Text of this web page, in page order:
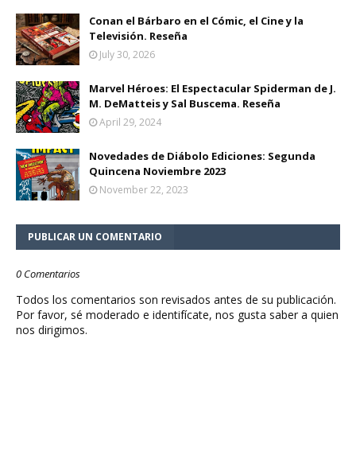
Conan el Bárbaro en el Cómic, el Cine y la
Televisión. Reseña
July 30, 2026
Marvel Héroes: El Espectacular Spiderman de J.
M. DeMatteis y Sal Buscema. Reseña
April 29, 2024
Novedades de Diábolo Ediciones: Segunda
Quincena Noviembre 2023
November 22, 2023
PUBLICAR UN COMENTARIO
0 Comentarios
Todos los comentarios son revisados antes de su publicación.
Por favor, sé moderado e identifícate, nos gusta saber a quien
nos dirigimos.